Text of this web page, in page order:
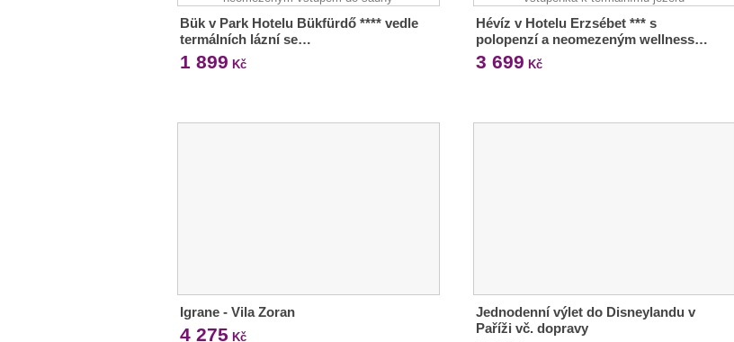
Bük v Park Hotelu Bükfürdő **** vedle
termálních lázní se…
1 899 Kč
Hévíz v Hotelu Erzsébet *** s
polopenzí a neomezeným wellness…
3 699 Kč
Igrane - Vila Zoran
4 275 Kč
Jednodenní výlet do Disneylandu v
Paříži vč. dopravy